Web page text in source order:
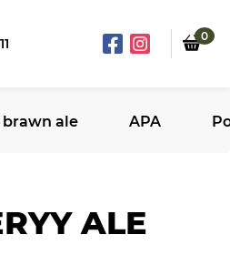
0
brawn ale APA
ALE